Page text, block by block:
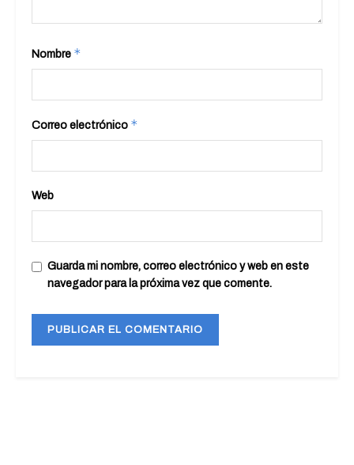
Nombre *
Correo electrónico *
Web
Guarda mi nombre, correo electrónico y web en este
navegador para la próxima vez que comente.